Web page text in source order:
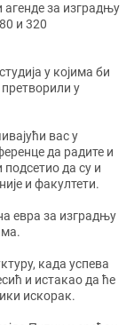
агенде за изградњу
и 320
у којима би
у
вас у
да радите и
подсетио да су и
и факултети.
евра за изградњу
када успева
и истакао да ће
искорак.